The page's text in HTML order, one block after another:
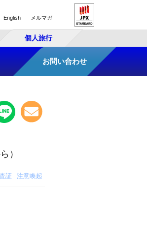
English メルマガ
個人旅行
お問い合わせ
）
証 注意喚起